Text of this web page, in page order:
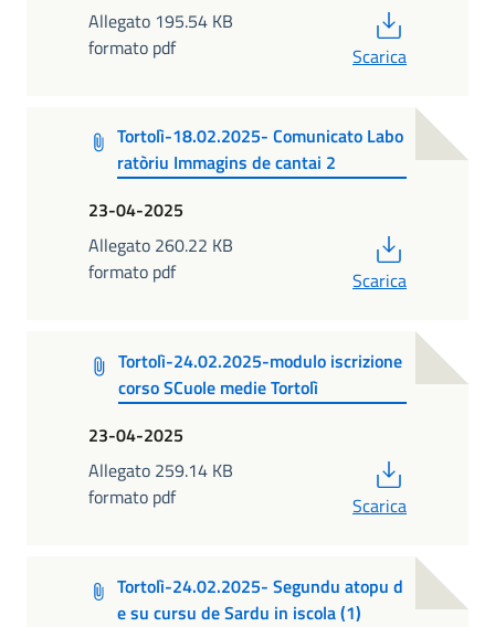
Allegato 195.54 KB
formato pdf
Scarica
Tortolì-18.02.2025- Comunicato Labo
ratòriu Immagins de cantai 2
23-04-2025
Allegato 260.22 KB
formato pdf
Scarica
Tortolì-24.02.2025-modulo iscrizione
corso SCuole medie Tortolì
23-04-2025
Allegato 259.14 KB
formato pdf
Scarica
Tortolì-24.02.2025- Segundu atopu d
e su cursu de Sardu in iscola (1)